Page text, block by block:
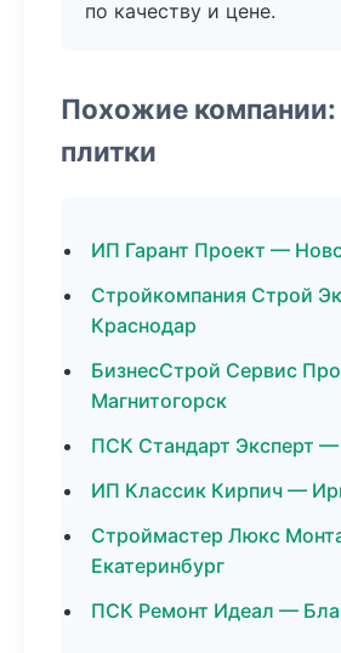
по качеству и цене.
Похожие компании:
плитки
ИП Гарант Проект —
Стройкомпания Строй
Краснодар
БизнесСтрой Сервис
Магнитогорск
ПСК Стандарт Эксперт
ИП Классик Кирпич —
Строймастер Люкс
Екатеринбург
ПСК Ремонт Идеал —